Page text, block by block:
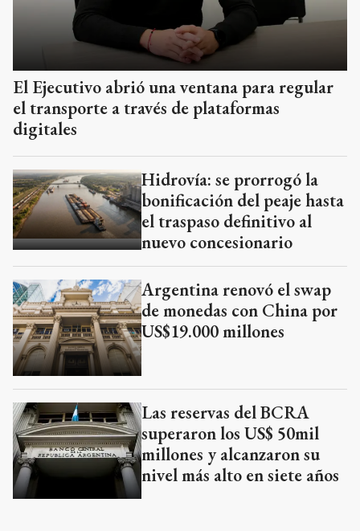
El Ejecutivo abrió una ventana para regular
el transporte a través de plataformas
digitales
Hidrovía: se prorrogó la
bonificación del peaje hasta
el traspaso definitivo al
nuevo concesionario
Argentina renovó el swap
de monedas con China por
US$19.000 millones
Las reservas del BCRA
superaron los US$ 50mil
millones y alcanzaron su
nivel más alto en siete años